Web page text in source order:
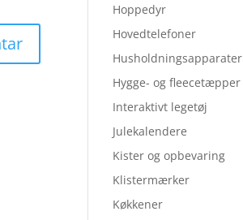
Hoppedyr
Hovedtelefoner
Husholdningsapparater
Hygge- og fleecetæpper
Interaktivt legetøj
Julekalendere
Kister og opbevaring
Klistermærker
Køkkener